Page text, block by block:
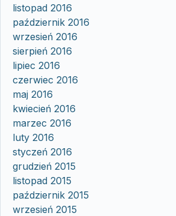
listopad 2016
październik 2016
wrzesień 2016
sierpień 2016
lipiec 2016
czerwiec 2016
maj 2016
kwiecień 2016
marzec 2016
luty 2016
styczeń 2016
grudzień 2015
listopad 2015
październik 2015
wrzesień 2015